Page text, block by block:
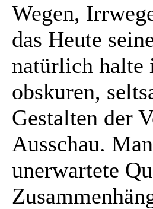
Wegen,
das Heute
natürlich halte
obskuren,
Gestalten der
Ausschau.
unerwartete